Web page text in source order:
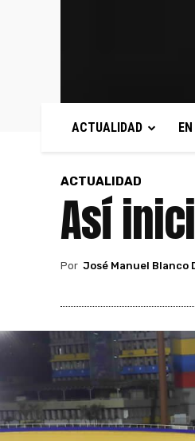
ACTUALIDAD
ACTUALIDAD
Así
Por José Manuel Blanco